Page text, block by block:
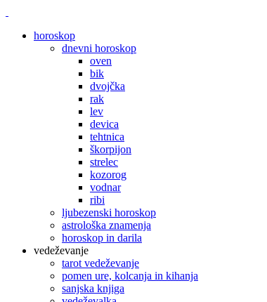
horoskop
dnevni horoskop
oven
bik
dvojčka
rak
lev
devica
tehtnica
škorpijon
strelec
kozorog
vodnar
ribi
ljubezenski horoskop
astrološka znamenja
horoskop in darila
vedeževanje
tarot vedeževanje
pomen ure, kolcanja in kihanja
sanjska knjiga